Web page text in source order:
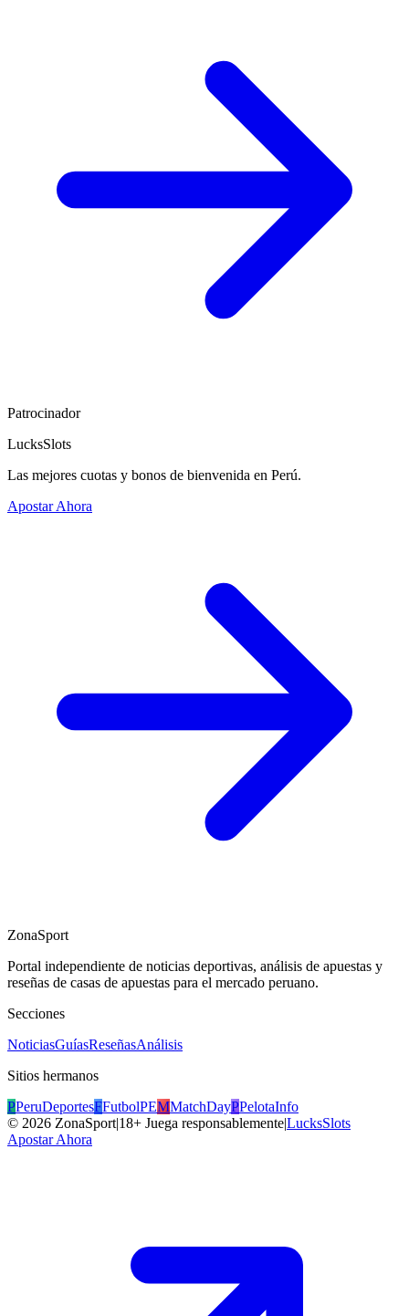
Patrocinador
LucksSlots
Las mejores cuotas y bonos de bienvenida en Perú.
Apostar Ahora
ZonaSport
Portal independiente de noticias deportivas, análisis de apuestas y
reseñas de casas de apuestas para el mercado peruano.
Secciones
NoticiasGuíasReseñasAnálisis
Sitios hermanos
PPeruDeportesFFutbolPEMMatchDayPPelotaInfo
© 2026 ZonaSport|18+ Juega responsablemente|LucksSlots
Apostar Ahora